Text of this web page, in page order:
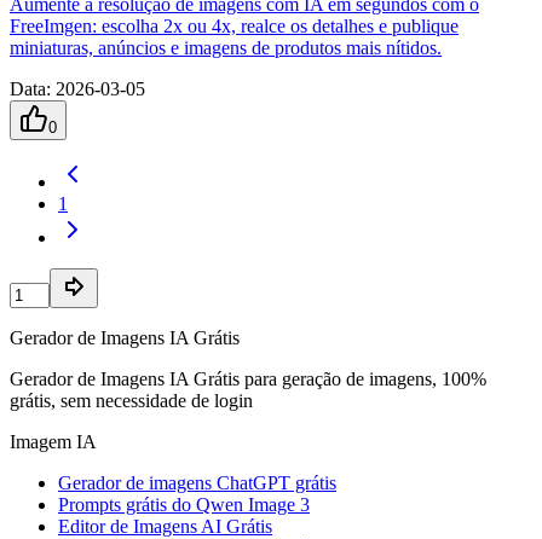
FreeImgen: escolha 2x ou 4x, realce os detalhes e publique
miniaturas, anúncios e imagens de produtos mais nítidos.
Data: 2026-03-05
0
1
Gerador de Imagens IA Grátis
Gerador de Imagens IA Grátis para geração de imagens, 100%
grátis, sem necessidade de login
Imagem IA
Gerador de imagens ChatGPT grátis
Prompts grátis do Qwen Image 3
Editor de Imagens AI Grátis